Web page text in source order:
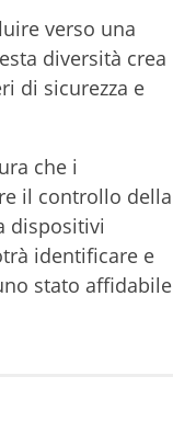
verso una
diversità crea
di sicurezza e
che i
il controllo della
dispositivi
identificare e
stato affidabile